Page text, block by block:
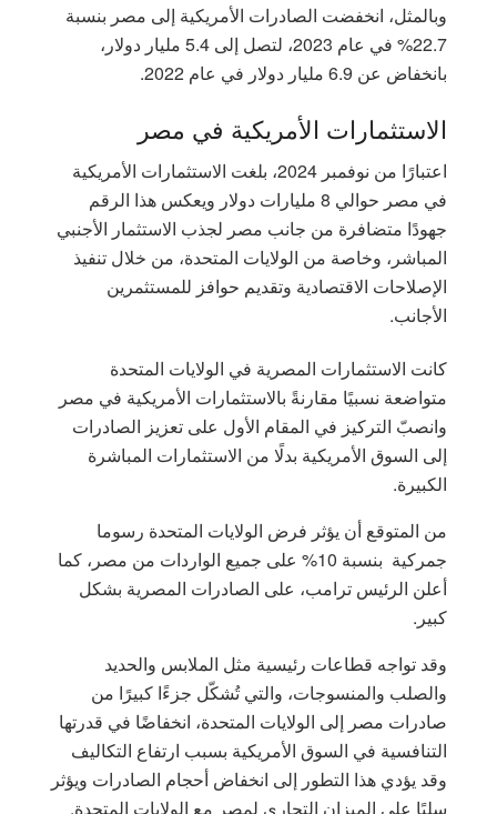
وبالمثل، انخفضت الصادرات الأمريكية إلى مصر بنسبة
22.7% في عام 2023، لتصل إلى 5.4 مليار دولار،
بانخفاض عن 6.9 مليار دولار في عام 2022.
الاستثمارات الأمريكية في مصر
اعتبارًا من نوفمبر 2024، بلغت الاستثمارات الأمريكية
في مصر حوالي 8 مليارات دولار ويعكس هذا الرقم
جهودًا متضافرة من جانب مصر لجذب الاستثمار الأجنبي
المباشر، وخاصة من الولايات المتحدة، من خلال تنفيذ
الإصلاحات الاقتصادية وتقديم حوافز للمستثمرين
الأجانب.
كانت الاستثمارات المصرية في الولايات المتحدة
متواضعة نسبيًا مقارنةً بالاستثمارات الأمريكية في مصر
وانصبّ التركيز في المقام الأول على تعزيز الصادرات
إلى السوق الأمريكية بدلًا من الاستثمارات المباشرة
الكبيرة.
من المتوقع أن يؤثر فرض الولايات المتحدة رسوما
جمركية بنسبة 10% على جميع الواردات من مصر، كما
أعلن الرئيس ترامب، على الصادرات المصرية بشكل
كبير.
وقد تواجه قطاعات رئيسية مثل الملابس والحديد
والصلب والمنسوجات، والتي تُشكّل جزءًا كبيرًا من
صادرات مصر إلى الولايات المتحدة، انخفاضًا في قدرتها
التنافسية في السوق الأمريكية بسبب ارتفاع التكاليف
وقد يؤدي هذا التطور إلى انخفاض أحجام الصادرات ويؤثر
سلبًا على الميزان التجاري لمصر مع الولايات المتحدة.